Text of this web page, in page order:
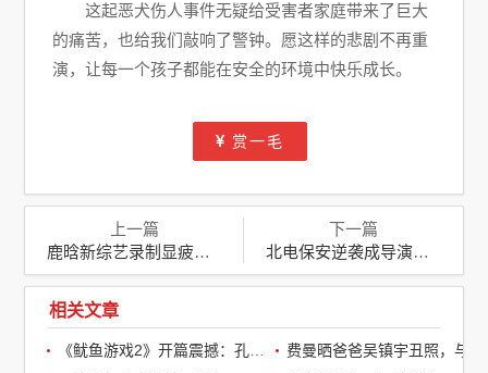
这起恶犬伤人事件无疑给受害者家庭带来了巨大
的痛苦，也给我们敲响了警钟。愿这样的悲剧不再重
演，让每一个孩子都能在安全的环境中快乐成长。
赏一毛
上一篇
鹿晗新综艺录制显疲态，法令纹明显，真实面貌下的偶像魅力
下一篇
北电保安逆袭成导演，张中臣凭《夜间声响》斩获电影大奖
相关文章